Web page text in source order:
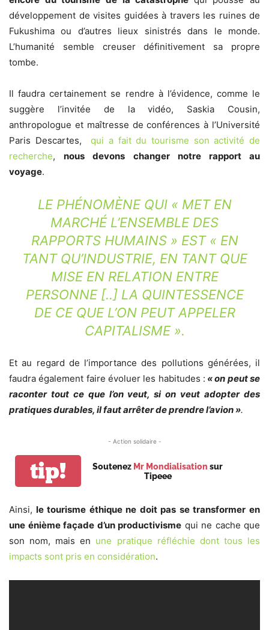
développement de visites guidées à travers les ruines de
Fukushima ou d’autres lieux sinistrés dans le monde.
L’humanité semble creuser définitivement sa propre
tombe.
Il faudra certainement se rendre à l’évidence, comme le
suggère l’invitée de la vidéo, Saskia Cousin,
anthropologue et maîtresse de conférences à l’Université
Paris Descartes,qui a fait du tourisme son activité de
recherche,nous devons changer notre rapport au
voyage.
LE PHÉNOMÈNE QUI « MET EN
MARCHÉ L’ENSEMBLE DES
RAPPORTS HUMAINS » EST « EN
TANT QU’INDUSTRIE, EN TANT QUE
MISE EN RELATION ENTRE
PERSONNE [..] LA QUINTESSENCE
DE CE QUE L’ON PEUT APPELER
CAPITALISME ».
Et au regard de l’importance des pollutions générées, il
faudra également faire évoluer les habitudes : « on peut se
raconter tout ce que l’on veut, si on veut adopter des
pratiques durables, il faut arrêter de prendre l’avion ».
- Action solidaire -
tip! Soutenez Mr Mondialisation sur
Tipeee
Ainsi, le tourisme éthique ne doit pas se transformer en
une énième façade d’un productivisme qui ne cache que
son nom, mais en une pratique réfléchie dont tous les
impacts sont pris en considération.